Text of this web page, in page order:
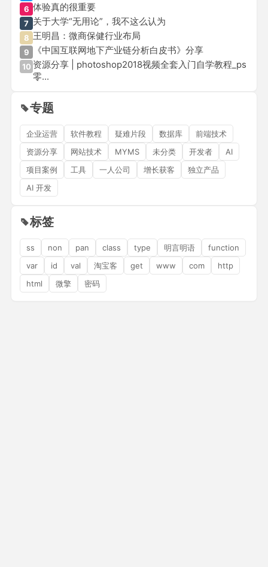
6 体验真的很重要
7 关于大学“无用论”，我不这么认为
8 王明昌：微商保健行业布局
9 《中国互联网地下产业链分析白皮书》分享
10 资源分享 | photoshop2018视频全套入门自学教程_ps
零...
专题
企业运营 软件教程 疑难片段 数据库
前端技术
资源分享
网站技术 MYMS 未分类 开发者
AI
项目案例
工具 一人公司 增长获客
独立产品
AI 开发
标签
ss non pan class type 明言明语
function
var
id val 淘宝客 get www com
http
html
微擎 密码